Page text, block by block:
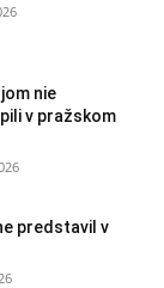
nie
v pražskom
predstavil v